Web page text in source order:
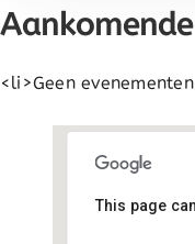
Werken met Snappet
<li>Geen
This page